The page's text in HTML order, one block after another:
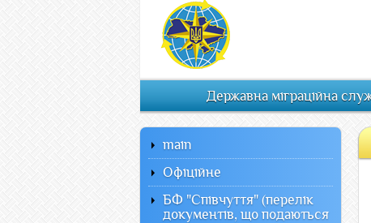
Державна міграційна
main
Офiцiйне
БФ "Співчуття" (перелік
документів, що подаються